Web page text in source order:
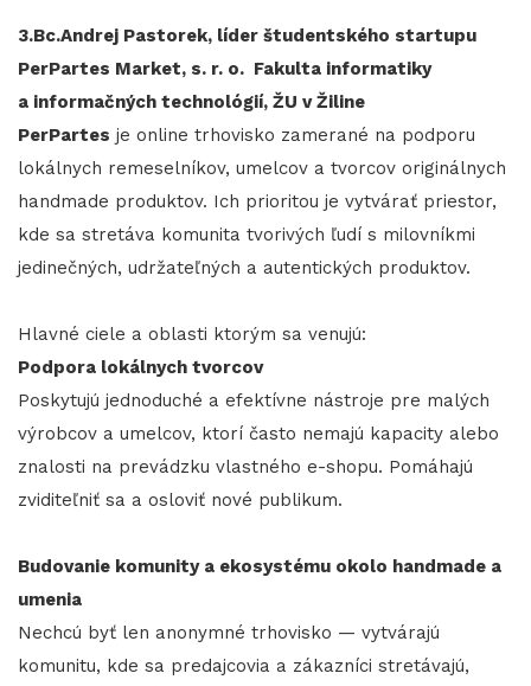
3.Bc.Andrej Pastorek, líder študentského startupu
PerPartes Market, s. r. o. Fakulta informatiky
a informačných technológií, ŽU v Žiline
PerPartes je online trhovisko zamerané na podporu
lokálnych remeselníkov, umelcov a tvorcov originálnych
handmade produktov. Ich prioritou je vytvárať priestor,
kde sa stretáva komunita tvorivých ľudí s milovníkmi
jedinečných, udržateľných a autentických produktov.
Hlavné ciele a oblasti ktorým sa venujú:
Podpora lokálnych tvorcov
Poskytujú jednoduché a efektívne nástroje pre malých
výrobcov a umelcov, ktorí často nemajú kapacity alebo
znalosti na prevádzku vlastného e-shopu. Pomáhajú
zviditeľniť sa a osloviť nové publikum.
Budovanie komunity a ekosystému okolo handmade a
umenia
Nechcú byť len anonymné trhovisko — vytvárajú
komunitu, kde sa predajcovia a zákazníci stretávajú,